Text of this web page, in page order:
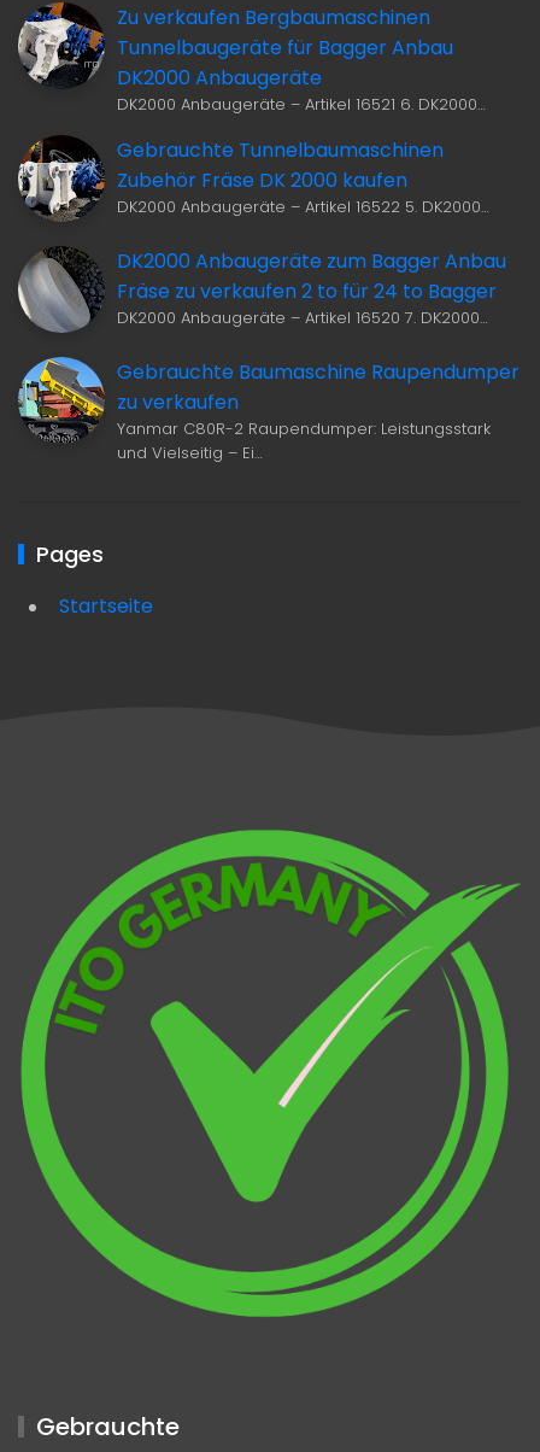
Zu verkaufen Bergbaumaschinen
Tunnelbaugeräte für Bagger Anbau
DK2000 Anbaugeräte
DK2000 Anbaugeräte – Artikel 16521 6. DK2000…
Gebrauchte Tunnelbaumaschinen
Zubehör Fräse DK 2000 kaufen
DK2000 Anbaugeräte – Artikel 16522 5. DK2000…
DK2000 Anbaugeräte zum Bagger Anbau
Fräse zu verkaufen 2 to für 24 to Bagger
DK2000 Anbaugeräte – Artikel 16520 7. DK2000…
Gebrauchte Baumaschine Raupendumper
zu verkaufen
Yanmar C80R-2 Raupendumper: Leistungsstark
und Vielseitig – Ei…
Pages
Startseite
Gebrauchte